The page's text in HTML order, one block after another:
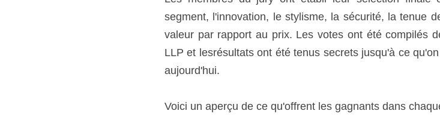
segment, l'innovation, le stylisme, la sécurité, la tenue
valeur par rapport au prix. Les votes ont été compilés
LLP et lesrésultats ont été tenus secrets jusqu'à ce
aujourd'hui.
Voici un aperçu de ce qu'offrent les gagnants dans